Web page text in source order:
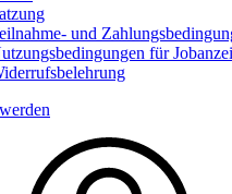
und
für